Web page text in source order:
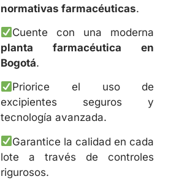
normativas farmacéuticas.
Cuente con una moderna
planta farmacéutica en
Bogotá.
Priorice el uso de
excipientes seguros y
tecnología avanzada.
Garantice la calidad en cada
lote a través de controles
rigurosos.